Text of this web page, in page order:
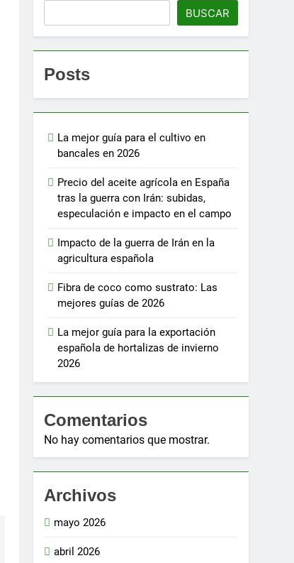
BUSCAR
Posts
La mejor guía para el cultivo en
bancales en 2026
Precio del aceite agrícola en España
tras la guerra con Irán: subidas,
especulación e impacto en el campo
Impacto de la guerra de Irán en la
agricultura española
Fibra de coco como sustrato: Las
mejores guías de 2026
La mejor guía para la exportación
española de hortalizas de invierno
2026
Comentarios
No hay comentarios que mostrar.
Archivos
mayo 2026
abril 2026